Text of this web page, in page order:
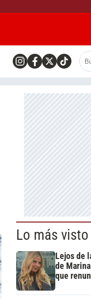
Lo más visto
Lejos de
de
que